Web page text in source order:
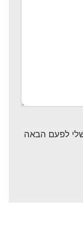
לפעם הבאה